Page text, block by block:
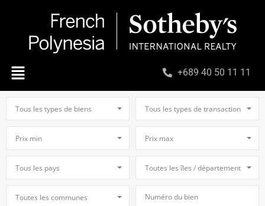
+689 40 50 11 11
Tous les types de biens Tous les types de transaction
Prix min Prix max
Tous les pays Toutes les îles / départements
Toutes les communes